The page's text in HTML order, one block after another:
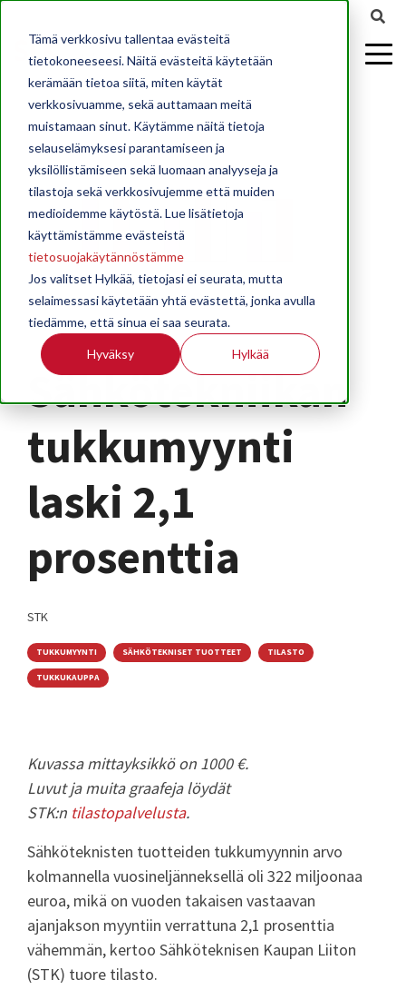
Tämä verkkosivu tallentaa evästeitä
tietokoneeseesi. Näitä evästeitä käytetään
kerämään tietoa siitä, miten käytät
verkkosivuamme, sekä auttamaan meitä
muistamaan sinut. Käytämme näitä tietoja
selauselämyksesi parantamiseen ja
yksilöllistämiseen sekä luomaan analyyseja ja
tilastoja sekä verkkosivujemme että muiden
medioidemme käytöstä. Lue lisätietoja
käyttämistämme evästeistä
tietosuojakäytännöstämme
Jos valitset Hylkää, tietojasi ei seurata, mutta
selaimessasi käytetään yhtä evästettä, jonka avulla
tiedämme, että sinua ei saa seurata.
Hyväksy Hylkää
Sähkötekniikan
tukkumyynti
laski 2,1
prosenttia
STK
TUKKUMYYNTI SÄHKÖTEKNISET TUOTTEET TILASTO
TUKKUKAUPPA
Kuvassa mittayksikkö on 1000 €.
Luvut ja muita graafeja löydät
STK:n tilastopalvelusta.
Sähköteknisten tuotteiden tukkumyynnin arvo
kolmannella vuosineljänneksellä oli 322 miljoonaa
euroa, mikä on vuoden takaisen vastaavan
ajanjakson myyntiin verrattuna 2,1 prosenttia
vähemmän, kertoo Sähköteknisen Kaupan Liiton
(STK) tuore tilasto.